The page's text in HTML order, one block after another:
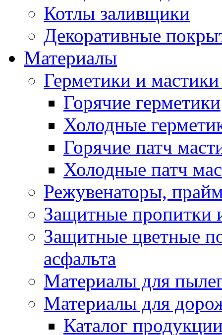
Котлы заливщики
Декоративные
Материалы
Герметики и
Горячие герметики
Холодные
Горячие патч
Холодные патч
Режувенаторы,
Защитные пропитки
Защитные цветные
асфальта
Материалы для
Материалы для
Каталог